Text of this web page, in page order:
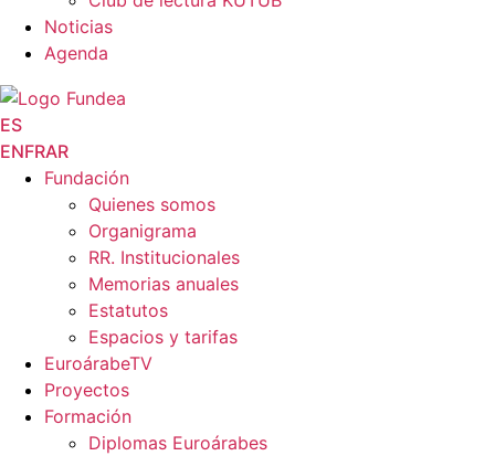
Noticias
Agenda
ES
ENFRAR
Fundación
Quienes somos
Organigrama
RR. Institucionales
Memorias anuales
Estatutos
Espacios y tarifas
EuroárabeTV
Proyectos
Formación
Diplomas Euroárabes